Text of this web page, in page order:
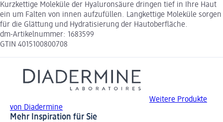
Kurzkettige Moleküle der Hyaluronsäure dringen tief in Ihre Haut
ein um Falten von innen aufzufüllen. Langkettige Moleküle sorgen
für die Glättung und Hydratisierung der Hautoberfläche.
dm-Artikelnummer: 1683599
GTIN 4015100800708
Weitere Produkte
von Diadermine
Mehr Inspiration für Sie